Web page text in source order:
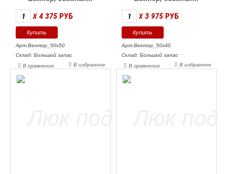
X 4 375 РУБ
Арт.Вектор_50х50
Склад: Большой запас
В избранное
В сравнение
X 3 975 РУБ
Арт.Вектор_50х40
Склад: Большой запас
В избранное
В сравнение